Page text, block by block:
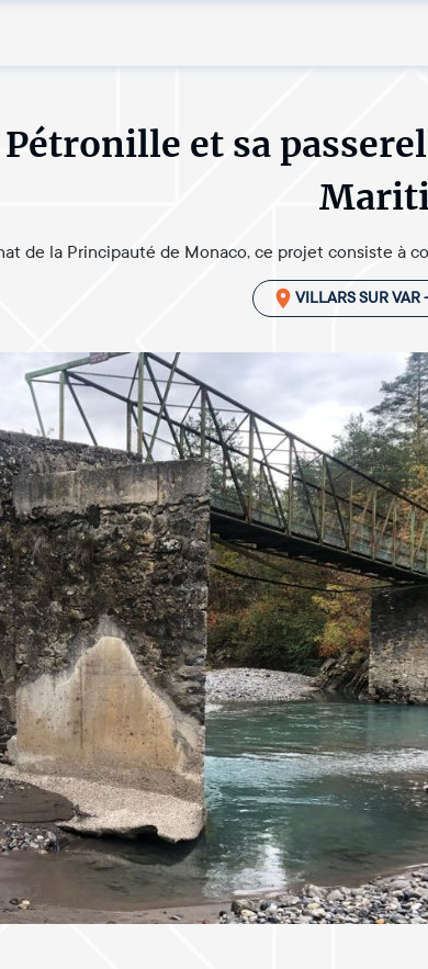
et sa
de la Principauté de Monaco, ce projet consiste à
VILLARS SUR